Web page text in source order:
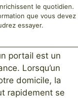
le quotidien.
que vous devez
essayer.
portail est un
Lorsqu’un
domicile, la
rapidement se